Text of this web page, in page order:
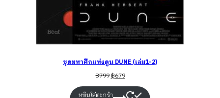
ชุดมหาศึกแห่งดูน DUNE (เล่ม1-2)
฿799฿679
หยิบใส่ตะกร้า